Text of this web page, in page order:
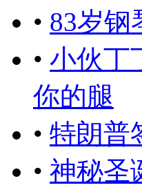
• 83岁钢
• 小伙丁
你的腿
• 特朗普
• 神秘圣